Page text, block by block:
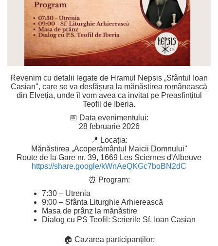
Revenim cu detalii legate de Hramul Nepsis „Sfântul Ioan
Casian", care se va desfășura la mănăstirea românească
din Elveția, unde îl vom avea ca invitat pe Preasfințitul
Teofil de Iberia.
📅 Data evenimentului:
28 februarie 2026
📍 Locația:
Mănăstirea „Acoperământul Maicii Domnului"
Route de la Gare nr. 39, 1669 Les Sciernes d'Albeuve
https://share.google/kWnAeQKGc7boBN2dC
⏰ Program:
7:30 – Utrenia
9:00 – Sfânta Liturghie Arhierească
Masa de prânz la mănăstire
Dialog cu PS Teofil: Scrierile Sf. Ioan Casian
🏠 Cazarea participanților: